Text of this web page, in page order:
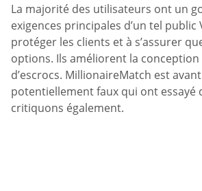
La majorité des utilisateurs ont un
exigences principales d’un tel
protéger les clients et à s’assurer
options. Ils améliorent la
d’escrocs. MillionaireMatch est
potentiellement faux qui ont essayé
critiquons également.